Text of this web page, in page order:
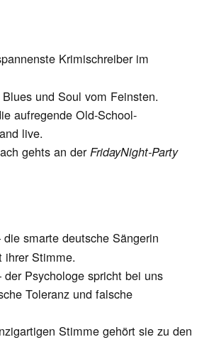
Krimischreiber im
und Soul vom Feinsten.
aufregende Old-School-
live.
gehts an derFridayNight-Party
die smarte deutsche Sängerin
ihrer Stimme.
Psychologe spricht bei uns
Toleranz und falsche
Stimme gehört sie zu den